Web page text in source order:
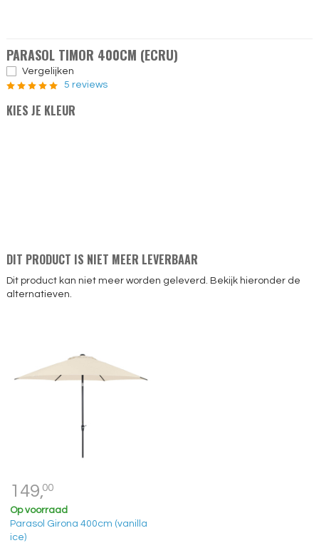
PARASOL TIMOR 400CM (ECRU)
Vergelijken
5 reviews
KIES JE KLEUR
DIT PRODUCT IS NIET MEER LEVERBAAR
Dit product kan niet meer worden geleverd. Bekijk hieronder de
alternatieven.
149,00
Op voorraad
Parasol Girona 400cm (vanilla
ice)